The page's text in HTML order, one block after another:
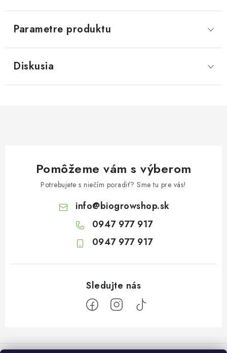
Parametre produktu
Diskusia
Pomôžeme vám s výberom
Potrebujete s niečím poradiť? Sme tu pre vás!
info@biogrowshop.sk
0947 977 917
0947 977 917
á